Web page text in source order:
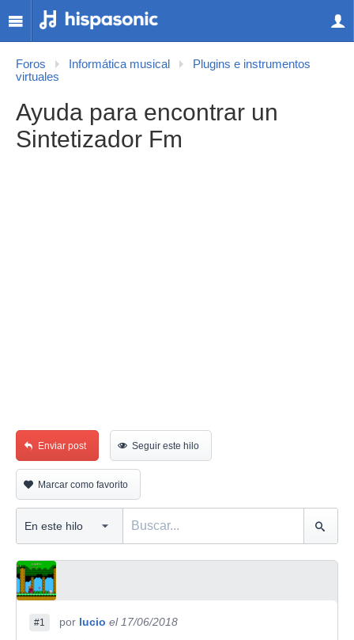
Foros Informática musical
Plugins e instrumentos
virtuales
Ayuda para encontrar un
Sintetizador Fm
Enviar post Seguir este hilo
Marcar como favorito
#1 por lucio el 17/06/2018